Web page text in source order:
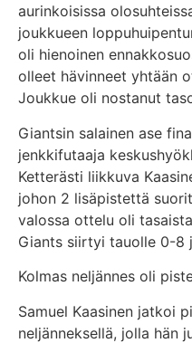
aurinkoisissa
joukkueen
oli hienoinen
olleet hävinneet yhtään
Joukkue oli nostanut
Giantsin salainen ase
jenkkifutaaja
Ketterästi liikkuva
johon 2 lisäpistettä
valossa ottelu oli
Giants siirtyi tauolle 0-8
Kolmas neljännes oli
Samuel Kaasinen jatkoi
neljänneksellä, jolla hän